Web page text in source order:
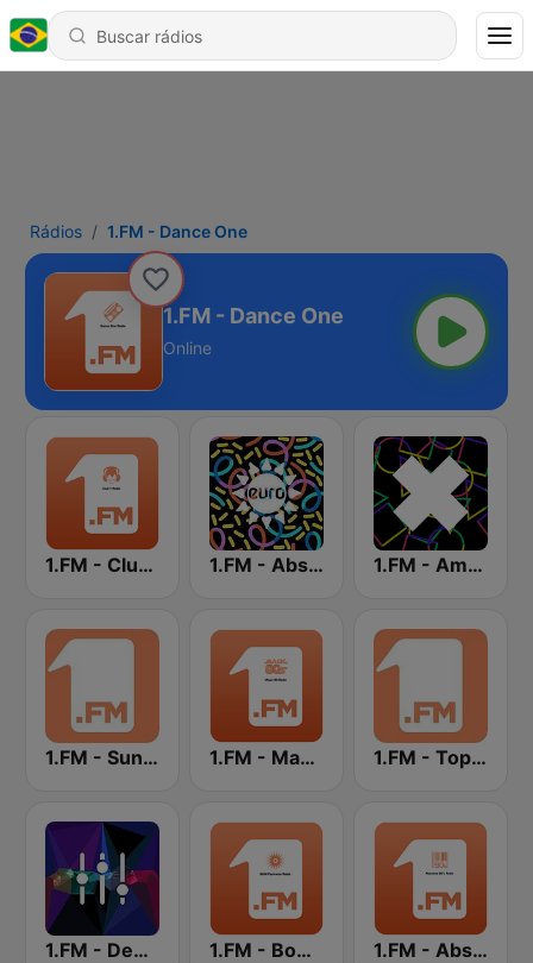
Rádios 1.FM - Dance One
1.FM - Dance One
Online
1.FM - Club 1 1.FM - Absolute Trance 1.FM - Amsterdam Trance
1.FM - Sunshine 1.FM - Magic 80 1.FM - Top 40
1.FM - Deep House 1.FM - Bom Psytrance 1.FM - Absolute 90s